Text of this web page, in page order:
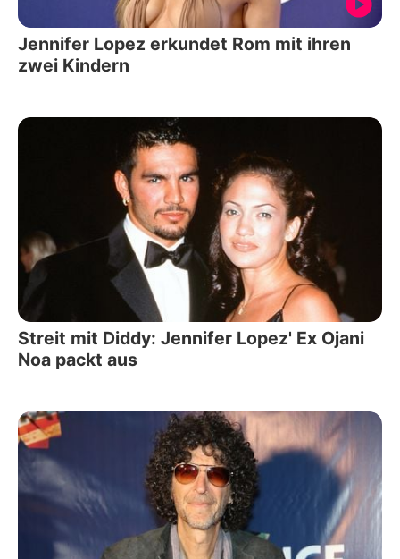
Jennifer Lopez erkundet Rom mit ihren
zwei Kindern
Streit mit Diddy: Jennifer Lopez' Ex Ojani
Noa packt aus